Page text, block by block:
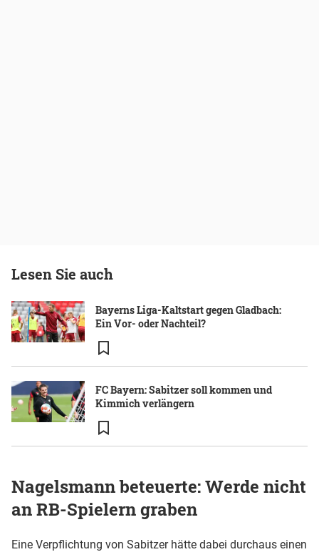
Lesen Sie auch
Bayerns Liga-Kaltstart gegen Gladbach:
Ein Vor- oder Nachteil?
FC Bayern: Sabitzer soll kommen und
Kimmich verlängern
Nagelsmann beteuerte: Werde nicht
an RB-Spielern graben
Eine Verpflichtung von Sabitzer hätte dabei durchaus einen